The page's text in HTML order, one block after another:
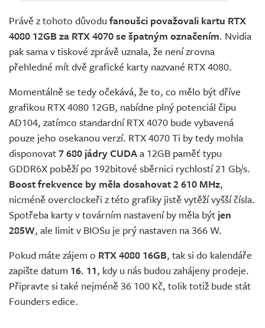
Právě z tohoto důvodu fanoušci považovali kartu RTX
4080 12GB za RTX 4070 se špatným označením. Nvidia
pak sama v tiskové zprávě uznala, že není zrovna
přehledné mít dvě grafické karty nazvané RTX 4080.
Momentálně se tedy očekává, že to, co mělo být dříve
grafikou RTX 4080 12GB, nabídne plný potenciál čipu
AD104, zatímco standardní RTX 4070 bude vybavená
pouze jeho osekanou verzí. RTX 4070 Ti by tedy mohla
disponovat7 680 jádry CUDAa 12GB paměť typu
GDDR6X poběží po 192bitové sběrnici rychlostí 21 Gb/s.
Boost frekvence by měla dosahovat 2 610 MHz,
nicméně overclockeři z této grafiky jistě vytěží vyšší čísla.
Spotřeba karty v továrním nastavení by měla být jen
285W, ale limit v BIOSu je prý nastaven na 366 W.
Pokud máte zájem o RTX 4080 16GB, tak si do kalendáře
zapište datum 16. 11, kdy u nás budou zahájeny prodeje.
Připravte si také nejméně 36 100 Kč, tolik totiž bude stát
Founders edice.